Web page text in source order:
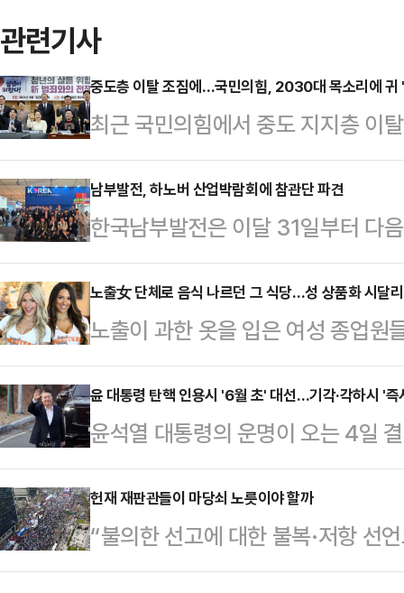
관련기사
중도층 이탈 조짐에…국민의힘, 2030대 목소리에 귀
최근 국민의힘에서 중도 지지층 이
층 비중이 큰 청년들의 목소리를 직
이러한 행보가 중도층 지지도 하락
에너지경제신문 의뢰로 지난
한 여론조사에 따르면, 자신의 이념
52.1%는 더불어민주당을, 26.2%
주일 전과 비교하면 중도층의 민주
6.8%p 줄었다.중…
남부발전, 하노버 산업박람회에 참관단 파견
한국남부발전은 이달 31일부터 다
노버 산업박람회 2025'에 임직원
노버 산업박람회는 매년 약 60개
이상의 관람객이 찾는 세계 최대 규
'Energizing a Sustainable
등 최신 기술 솔루션이 중점적으로
에 발전, 안전, ICT 등 분야별 전문
노출女 단체로 음식 나르던 그 식당…성 상품화 시달
노출이 과한 옷을 입은 여성 종업원
국의 캐주얼 다이닝 브랜드 '후터스
내 파산 보호를 신청했다.1일 BBC
사스 북부 지방법원에 챕터 11 파
과 부채는 각각 5000만~1억달러(
국의 연방 파산법 '챕터 11'은 기업
무를 재조정하는 절차다.매체에 따
트푸드…
윤 대통령 탄핵 인용시 '6월 초' 대선…기각·각하시 '즉
윤석열 대통령의 운명이 오는 4일
용'하면 6월 초 장미 대선이 치러진
통령직에 복귀한다.1일 헌재는 오
정에서 윤 대통령 탄핵 심판 선고기
계엄 사태 이후 122일, 12월 14일
헌재 재판관들이 마당쇠 노릇이야 할까
“불의한 선고에 대한 불복·저항 선
불어민주당 박홍근 의원이 1일 페